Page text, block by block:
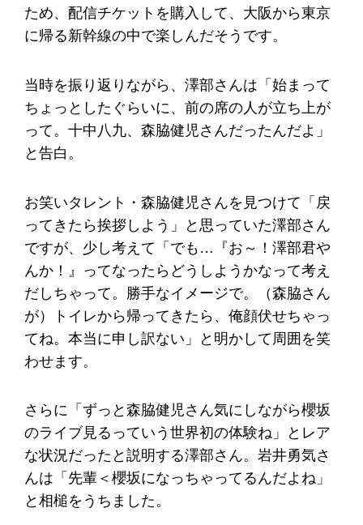
ため、配信チケットを購入して、大阪から東京
に帰る新幹線の中で楽しんだそうです。
当時を振り返りながら、澤部さんは「始まって
ちょっとしたぐらいに、前の席の人が立ち上が
って。十中八九、森脇健児さんだったんだよ」
と告白。
お笑いタレント・森脇健児さんを見つけて「戻
ってきたら挨拶しよう」と思っていた澤部さん
ですが、少し考えて「でも…『お～！澤部君や
んか！』ってなったらどうしようかなって考え
だしちゃって。勝手なイメージで。（森脇さん
が）トイレから帰ってきたら、俺顔伏せちゃっ
てね。本当に申し訳ない」と明かして周囲を笑
わせます。
さらに「ずっと森脇健児さん気にしながら櫻坂
のライブ見るっていう世界初の体験ね」とレア
な状況だったと説明する澤部さん。岩井勇気さ
んは「先輩＜櫻坂になっちゃってるんだよね」
と相槌をうちました。